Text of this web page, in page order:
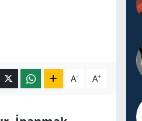
A- A+